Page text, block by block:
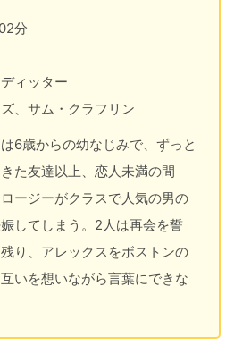
分
ィッター
、サム・クラフリン
6歳からの幼なじみで、ずっと
た友達以上、恋人未満の間
ージーがクラスで人気の男の
してしまう。2人は再会を誓
り、アレックスをボストンの
いを想いながら言葉にできな